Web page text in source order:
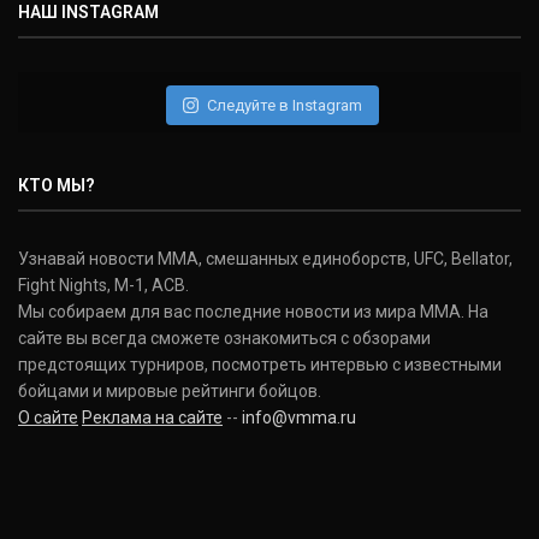
Дэниель Кормье
(22-2-0, 1)
Donald Cerrone
(36-15-0, 1)
Исраэль Адесанья
Israel Adesanya
(19-0-0, 0)
НАШ INSTAGRAM
Следуйте в Instagram
КТО МЫ?
Узнавай новости ММА, смешанных единоборств, UFC, Bellator,
Fight Nights, M-1, ACB.
Мы собираем для вас последние новости из мира ММА. На
сайте вы всегда сможете ознакомиться с обзорами
предстоящих турниров, посмотреть интервью с известными
бойцами и мировые рейтинги бойцов.
О сайте Реклама на сайте -- info@vmma.ru